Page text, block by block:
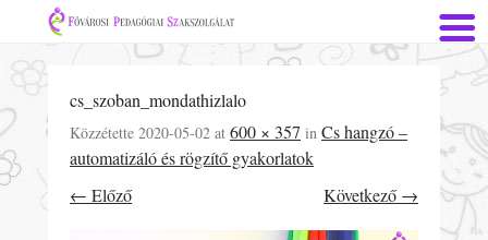
cs_szoban_mondathizlalo
Közzétette 2020-05-02 at 600 × 357 in Cs hangzó –
automatizáló és rögzítő gyakorlatok
← Előző
Következő →